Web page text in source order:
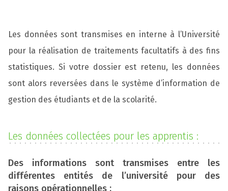
Les données sont transmises en interne à l’Université
pour la réalisation de traitements facultatifs à des fins
statistiques. Si votre dossier est retenu, les données
sont alors reversées dans le système d’information de
gestion des étudiants et de la scolarité.
Les données collectées pour les apprentis :
Des informations sont transmises entre les
différentes entités de l’université pour des
raisons opérationnelles :